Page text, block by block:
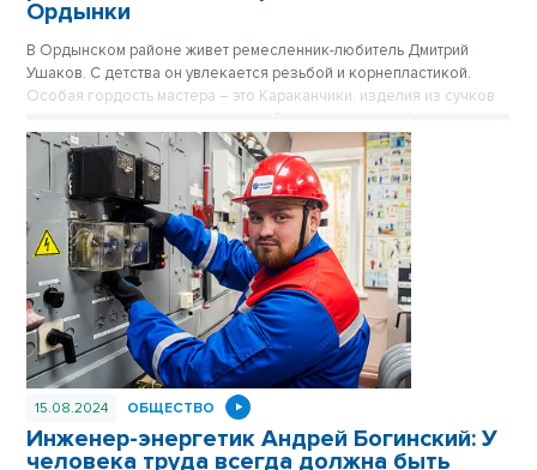
Ордынки
В Ордынском районе живет ремесленник-любитель Дмитрий
Ушаков. С детства он увлекается резьбой и корнепластикой.
Особая гордость мастера – это Караканчики, изделия из сучков
деревьев проходят серьезные отборы на всероссийские
выставки, где занимают непоследние места.
15.08.2024 ОБЩЕСТВО
Инженер-энергетик Андрей Богинский: У
человека труда всегда должна быть